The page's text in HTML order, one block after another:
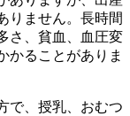
りません。長時間
さ、貧血、血圧変
かることがありま
で、授乳、おむつ